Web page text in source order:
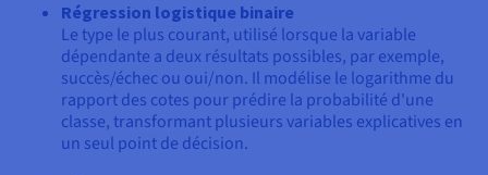
Régression logistique binaire
Le type le plus courant, utilisé lorsque la variable
dépendante a deux résultats possibles, par exemple,
succès/échec ou oui/non. Il modélise le logarithme du
rapport des cotes pour prédire la probabilité d'une
classe, transformant plusieurs variables explicatives en
un seul point de décision.